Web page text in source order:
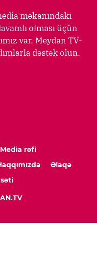
məkanındakı
olması üçün
var. Meydan TV-
dəstək olun.
Media rəfi
Əlaqə